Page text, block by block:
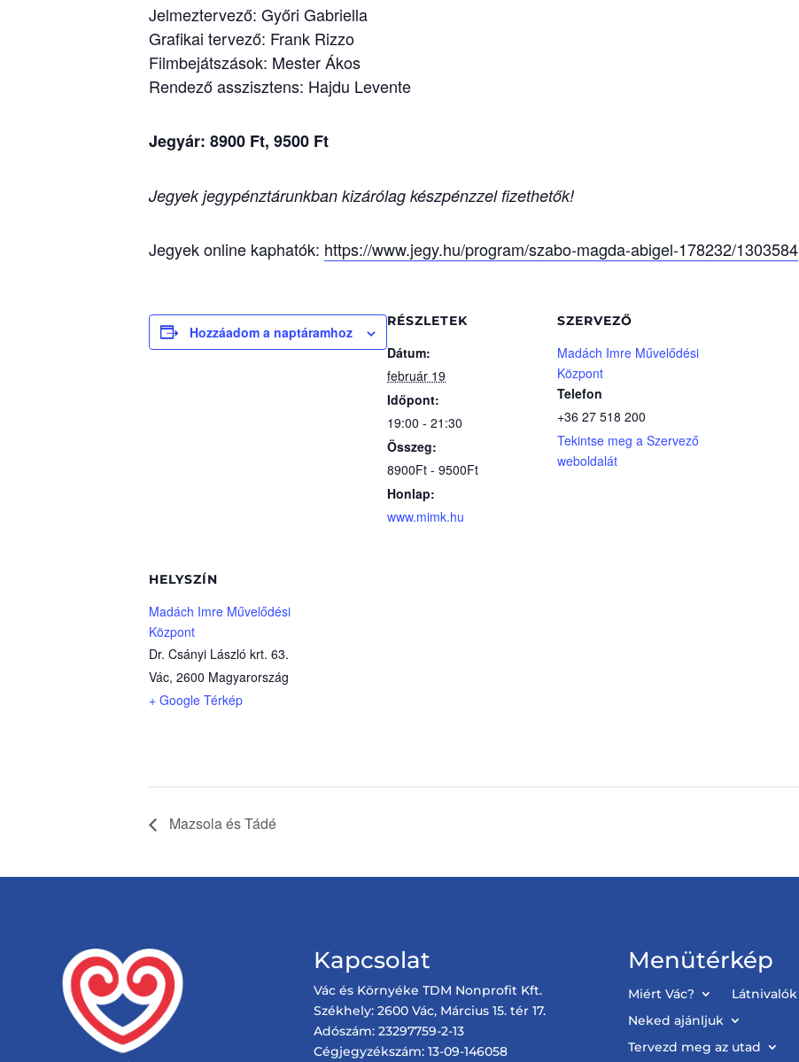
Jelmeztervező: Győri Gabriella
Grafikai tervező: Frank Rizzo
Filmbejátszások: Mester Ákos
Rendező asszisztens: Hajdu Levente
Jegyár: 8900 Ft, 9500 Ft
Jegyek jegypénztárunkban kizárólag készpénzzel fizethetők!
Jegyek online kaphatók: https://www.jegy.hu/program/szabo-magda-abigel-178232/1303584
Hozzáadom a naptáramhoz
RÉSZLETEK
Dátum:
február 19
Időpont:
19:00 - 21:30
Összeg:
8900Ft - 9500Ft
Honlap:
www.mimk.hu
SZERVEZŐ
Madách Imre Művelődési
Központ
Telefon
+36 27 518 200
Tekintse meg a Szervező
weboldalát
HELYSZÍN
Madách Imre Művelődési
Központ
Dr. Csányi László krt. 63.
Vác, 2600 Magyarország
+ Google Térkép
Mazsola és Tádé
Kapcsolat
Vác és Környéke TDM Nonprofit Kft.
Székhely: 2600 Vác, Március 15. tér 17.
Adószám: 23297759-2-13
Cégjegyzékszám: 13-09-146058
Menütérkép
Miért Vác?
Látnivalók
Neked ajánljuk
Tervezd meg az utad